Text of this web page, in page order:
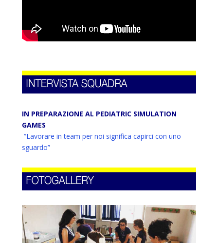
IN PREPARAZIONE AL PEDIATRIC SIMULATION
GAMES
“Lavorare in team per noi significa capirci con uno
sguardo”